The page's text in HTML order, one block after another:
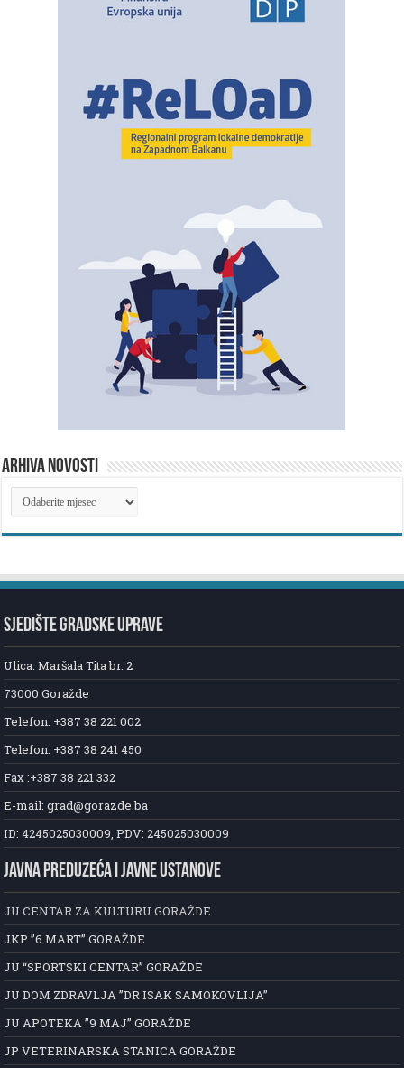
ARHIVA NOVOSTI
ARHIVA
NOVOSTI
SJEDIŠTE GRADSKE UPRAVE
Ulica: Maršala Tita br. 2
73000 Goražde
Telefon: +387 38 221 002
Telefon: +387 38 241 450
Fax :+387 38 221 332
E-mail: grad@gorazde.ba
ID: 4245025030009, PDV: 245025030009
JAVNA PREDUZEĆA I JAVNE USTANOVE
JU CENTAR ZA KULTURU GORAŽDE
JKP ”6 MART” GORAŽDE
JU “SPORTSKI CENTAR” GORAŽDE
JU DOM ZDRAVLJA ”DR ISAK SAMOKOVLIJA”
JU APOTEKA ”9 MAJ” GORAŽDE
JP VETERINARSKA STANICA GORAŽDE